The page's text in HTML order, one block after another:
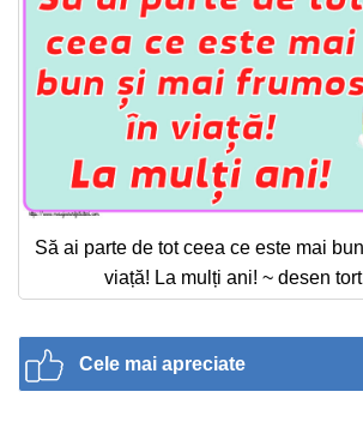
Să ai parte de tot ceea ce este mai
viață! La mulți ani! ~ desen
Cele mai apreciate